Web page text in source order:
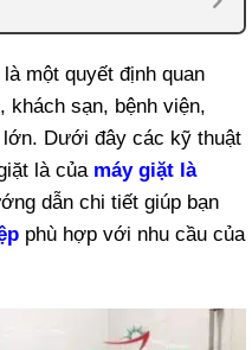
là một quyết định quan
khách sạn, bệnh viện,
Dưới đây các kỹ thuật
là của máy giặt là
dẫn chi tiết giúp bạn
phù hợp với nhu cầu của